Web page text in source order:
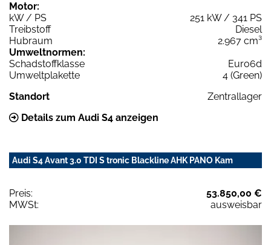
Motor:
kW / PS
251 kW / 341 PS
Treibstoff
Diesel
Hubraum
2.967 cm³
Umweltnormen:
Schadstoffklasse
Euro6d
Umweltplakette
4 (Green)
Standort
Zentrallager
Details zum Audi S4 anzeigen
Audi S4 Avant 3.0 TDI S tronic Blackline AHK PANO Kam
Preis:
53.850,00 €
MWSt:
ausweisbar